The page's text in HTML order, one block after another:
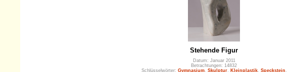
Stehende Figur
Datum: Januar 2011
Betrachtungen: 14832
Schlüsselwörter: Gymnasium, Skulptur, Kleinplastik, Speckstein